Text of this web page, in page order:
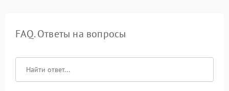
FAQ. Ответы на вопросы